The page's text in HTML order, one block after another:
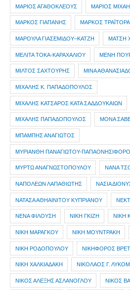
ΜΑΡΙΟΣ ΑΓΑΘΟΚΛΕΟΥΣ ΜΑΡΙΟΣ
ΜΑΡΚΟΣ ΓΙΑΠΑΝΗΣ ΜΑΡΚΟΣ
ΜΑΡΟΥΛΑ ΓΙΑΣΕΜΙΔΟΥ–ΚΑΤΖΗ ΜΑΤΣΗ
ΜΕΛΙΤΑ ΤΟΚΑ-ΚΑΡΑΧΑΛΙΟΥ ΜΕΝΗ
ΜΙΛΤΟΣ ΣΑΧΤΟΥΡΗΣ ΜΙΝΑ
ΜΙΧΑΛΗΣ Κ. ΠΑΠΑΔΟΠΟΥΛΟΣ
ΜΙΧΑΛΗΣ ΚΑΤΣΑΡΟΣ ΚΑΤΑ ΣΑΔΔΟΥΚΑΙΩΝ
ΜΙΧΑΛΗΣ ΠΑΠΑΔΟΠΟΥΛΟΣ ΜΟΝΑ
ΜΠΑΜΠΗΣ ΑΝΑΓΙΩΤΟΣ
ΜΥΡΙΑΝΘΗ ΠΑΝΑΓΙΩΤΟΥ-
ΜΥΡΤΩ ΑΝΑΓΝΩΣΤΟΠΟΥΛΟΥ ΝΑΝΑ
ΝΑΠΟΛΕΩΝ ΛΑΠΑΘΙΩΤΗΣ ΝΑΣΙΑ
ΝΑΤΑΣΑ ΑΘΗΑΙΝΙΤΟΥ ΚΥΠΡΙΑΝΟΥ
ΝΕΝΑ ΦΙΛΟΥΣΗ ΝΙΚΗ ΓΚΙΖΗ ΝΙΚΗ
ΝΙΚΗ ΜΑΡΑΓΚΟΥ ΝΙΚΗ ΜΟΥΝΤΡΑΚΗ
ΝΙΚΗ ΡΟΔΟΠΟΥΛΟΥ ΝΙΚΗΦΟΡΟΣ
ΝΙΚΗ ΧΑΛΚΙΑΔΑΚΗ ΝΙΚΟΛΑΟΣ Γ.
ΝΙΚΟΣ ΑΛΕΞΗΣ ΑΣΛΑΝΟΓΛΟΥ ΝΙΚΟΣ